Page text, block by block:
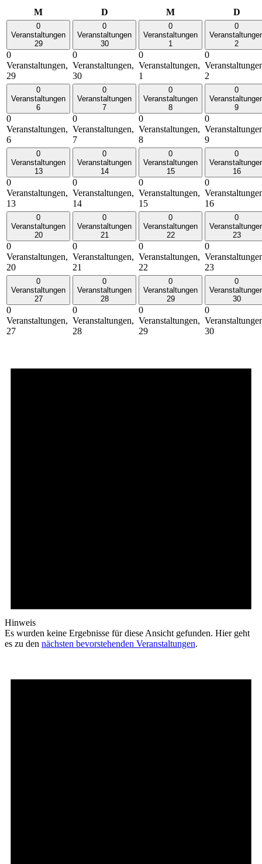
MMontag DDienstag MMittwoch D
0
Veranstaltungen
29
0
Veranstaltungen,
29
0
Veranstaltungen
30
0
Veranstaltungen,
30
0
Veranstaltungen
1
0
Veranstaltungen,
1
0
2
0
2
0
Veranstaltungen
6
0
Veranstaltungen,
6
0
Veranstaltungen
7
0
Veranstaltungen,
7
0
Veranstaltungen
8
0
Veranstaltungen,
8
0
9
0
9
0
Veranstaltungen
13
0
Veranstaltungen,
13
0
Veranstaltungen
14
0
Veranstaltungen,
14
0
Veranstaltungen
15
0
Veranstaltungen,
15
0
16
0
16
0
Veranstaltungen
20
0
Veranstaltungen,
20
0
Veranstaltungen
21
0
Veranstaltungen,
21
0
Veranstaltungen
22
0
Veranstaltungen,
22
0
23
0
23
0
Veranstaltungen
27
0
Veranstaltungen,
27
0
Veranstaltungen
28
0
Veranstaltungen,
28
0
Veranstaltungen
29
0
Veranstaltungen,
29
0
30
0
30
Hinweis
Es wurden keine Ergebnisse für diese Ansicht gefunden. Hier geht
es zu den nächsten bevorstehenden Veranstaltungen.